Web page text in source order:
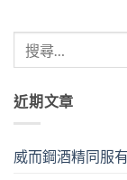
近期文章
威而鋼酒精同服